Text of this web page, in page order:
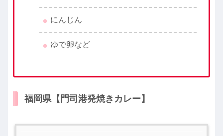
にんじん
ゆで卵など
福岡県【門司港発焼きカレー】